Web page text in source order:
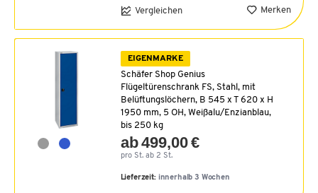
Vergleichen Merken
EIGENMARKE
Schäfer Shop Genius
Flügeltürenschrank FS, Stahl, mit
Belüftungslöchern, B 545 x T 620 x H
1950 mm, 5 OH, Weißalu/Enzianblau,
bis 250 kg
ab 499,00 €
pro St. ab 2 St.
Lieferzeit: innerhalb 3 Wochen